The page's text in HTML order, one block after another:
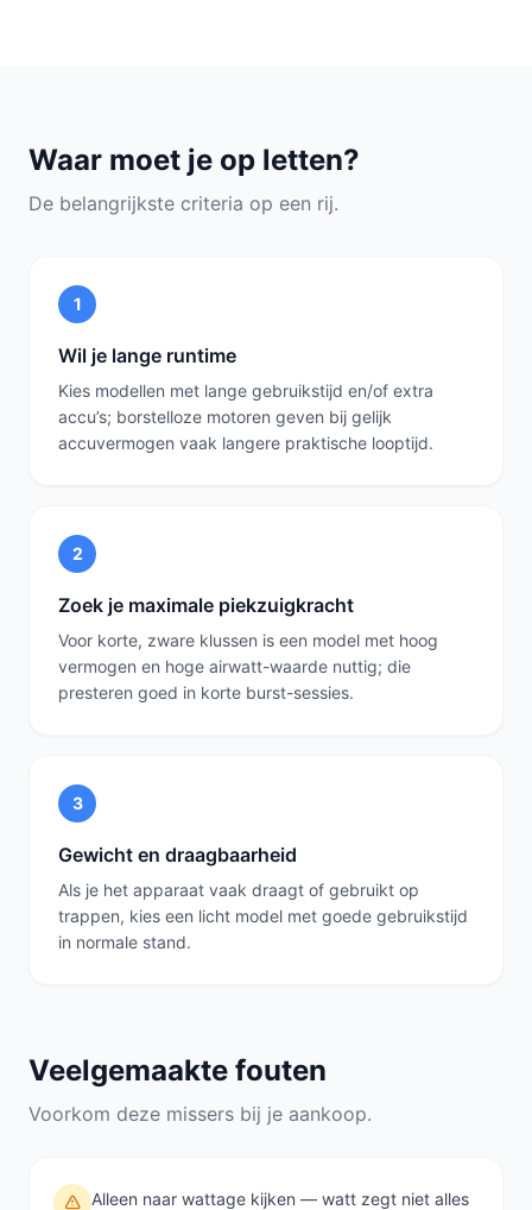
Waar moet je op letten?
De belangrijkste criteria op een rij.
1
Wil je lange runtime
Kies modellen met lange gebruikstijd en/of extra
accu’s; borstelloze motoren geven bij gelijk
accuvermogen vaak langere praktische looptijd.
2
Zoek je maximale piekzuigkracht
Voor korte, zware klussen is een model met hoog
vermogen en hoge airwatt-waarde nuttig; die
presteren goed in korte burst-sessies.
3
Gewicht en draagbaarheid
Als je het apparaat vaak draagt of gebruikt op
trappen, kies een licht model met goede gebruikstijd
in normale stand.
Veelgemaakte fouten
Voorkom deze missers bij je aankoop.
Alleen naar wattage kijken — watt zegt niet alles